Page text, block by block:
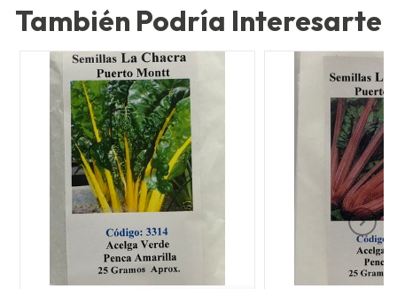
También Podría Interesarte